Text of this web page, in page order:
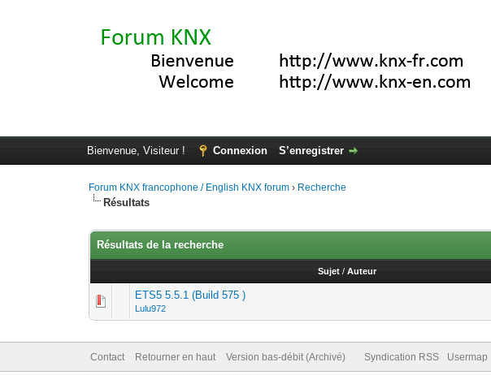
Bienvenue, Visiteur ! Connexion S’enregistrer
Forum KNX francophone / English KNX forum › Recherche
Résultats
Résultats de la recherche
Sujet / Auteur
ETS5 5.5.1 (Build 575 )
Lulu972
Contact Retourner en haut Version bas-débit (Archivé) Syndication RSS Usermap